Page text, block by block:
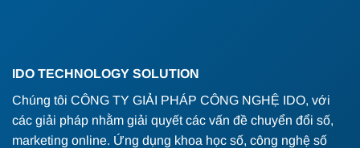
IDO TECHNOLOGY SOLUTION
Chúng tôi CÔNG TY GIẢI PHÁP CÔNG NGHỆ IDO, với
các giải pháp nhằm giải quyết các vấn đề chuyển đổi số,
marketing online. Ứng dụng khoa học số, công nghệ số